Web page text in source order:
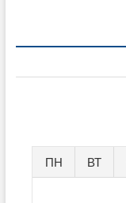
ПН ВТ